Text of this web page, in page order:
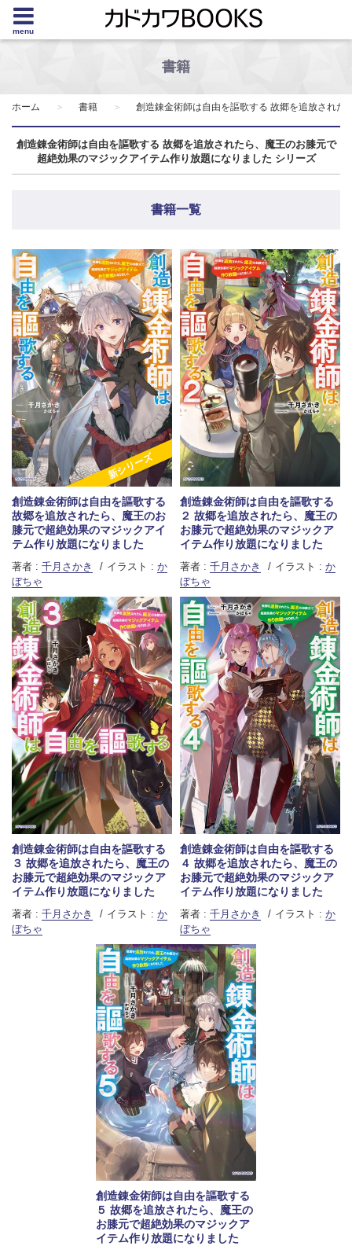
menu
書籍
ホーム 書籍 創造錬金術師は自由を謳歌する 故郷を追放され
創造錬金術師は自由を謳歌する 故郷を追放されたら、魔王のお膝元で
超絶効果のマジックアイテム作り放題になりました シリーズ
書籍一覧
新シリーズ
創造錬金術師は自由を謳歌する
故郷を追放されたら、魔王のお
膝元で超絶効果のマジックアイ
テム作り放題になりました
著者 : 千月さかき イラスト : か
ぼちゃ
創造錬金術師は自由を謳歌する
２ 故郷を追放されたら、魔王の
お膝元で超絶効果のマジックア
イテム作り放題になりました
著者 : 千月さかき イラスト : か
ぼちゃ
創造錬金術師は自由を謳歌する
３ 故郷を追放されたら、魔王の
お膝元で超絶効果のマジックア
イテム作り放題になりました
著者 : 千月さかき イラスト : か
ぼちゃ
創造錬金術師は自由を謳歌する
４ 故郷を追放されたら、魔王の
お膝元で超絶効果のマジックア
イテム作り放題になりました
著者 : 千月さかき イラスト : か
ぼちゃ
創造錬金術師は自由を謳歌する
５ 故郷を追放されたら、魔王の
お膝元で超絶効果のマジックア
イテム作り放題になりました